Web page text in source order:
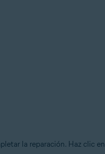
la reparación. Haz clic en